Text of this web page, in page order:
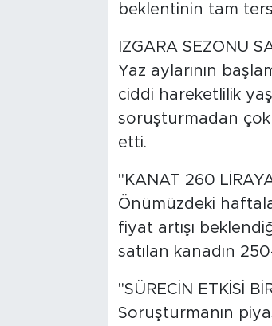
beklentinin tam
IZGARA SEZONU
Yaz aylarının
ciddi hareketlilik
soruşturmadan çok
etti.
"KANAT 260
Önümüzdeki
fiyat artışı
satılan kanadın
"SÜRECİN ETKİSİ
Soruşturmanın